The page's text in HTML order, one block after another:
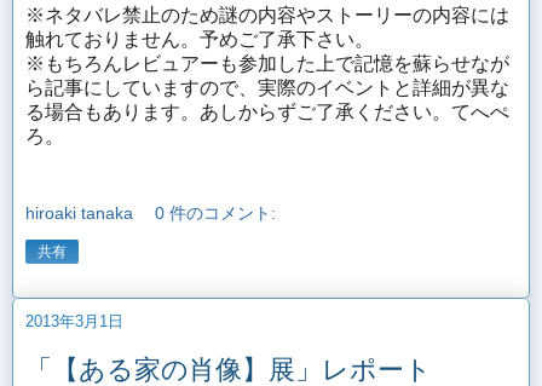
※ネタバレ禁止のため謎の内容やストーリーの内容には
触れておりません。予めご了承下さい。
※ もちろんレビュアーも参加した上で記憶を蘇らせなが
ら記事にしていますので、実際のイベントと詳細が異な
る場合もあります。あしからずご了承ください。てへぺ
ろ。
hiroaki tanaka 0 件のコメント:
共有
2013年3月1日
「【ある家の肖像】展」レポート